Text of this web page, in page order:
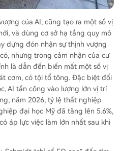
của AI, cũng tạo ra một số vị
và dùng cơ sở hạ tầng quy mô
dựng đón nhận sự thịnh vượng
nhưng trong cảm nhận của cư
là dẫn đến biến mất một số vị
cơm, có tội tổ tông. Đặc biệt đối
AI tấn công vào lượng lớn vị trí
năm 2026, tỷ lệ thất nghiệp
đại học Mỹ đã tăng lên 5.6%,
áp lực việc làm lớn nhất sau khi